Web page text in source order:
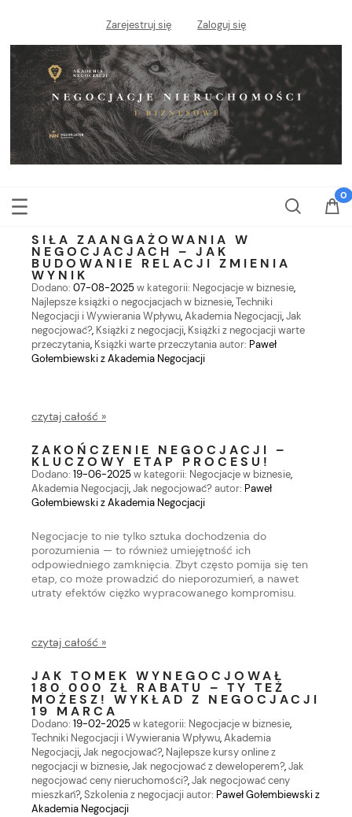
Zarejestruj się Zaloguj się
SIŁA ZAANGAŻOWANIA W
NEGOCJACJACH – JAK
BUDOWANIE RELACJI ZMIENIA
WYNIK
Dodano: 07-08-2025w kategorii: Negocjacje w biznesie,
Najlepsze książki o negocjacjach w biznesie,Techniki
Negocjacji i Wywierania Wpływu,Akademia Negocjacji,Jak
negocjować?, Książki z negocjacji, Książki z negocjacji warte
przeczytania, Książki warte przeczytaniaautor: Paweł
Gołembiewski z Akademia Negocjacji
czytaj całość »
ZAKOŃCZENIE NEGOCJACJI –
KLUCZOWY ETAP PROCESU!
Dodano: 19-06-2025w kategorii: Negocjacje w biznesie,
Akademia Negocjacji,Jak negocjować? autor: Paweł
Gołembiewski z Akademia Negocjacji
Negocjacje to nie tylko sztuka dochodzenia do
porozumienia — to również umiejętność ich
odpowiedniego zamknięcia. Zbyt często pomija się ten
etap, co może prowadzić do nieporozumień, a nawet
utraty efektów ciężko wypracowanego kompromisu.
czytaj całość »
JAK TOMEK WYNEGOCJOWAŁ
180 000 ZŁ RABATU – TY TEŻ
MOŻESZ! WYKŁAD Z NEGOCJACJI
19 MARCA
Dodano: 19-02-2025w kategorii: Negocjacje w biznesie,
Techniki Negocjacji i Wywierania Wpływu,Akademia
Negocjacji,Jak negocjować?, Najlepsze kursy online z
negocjacji w biznesie,Jak negocjować z deweloperem?,Jak
negocjować ceny nieruchomości?,Jak negocjować ceny
mieszkań?,Szkolenia z negocjacji autor: Paweł Gołembiewski z
Akademia Negocjacji